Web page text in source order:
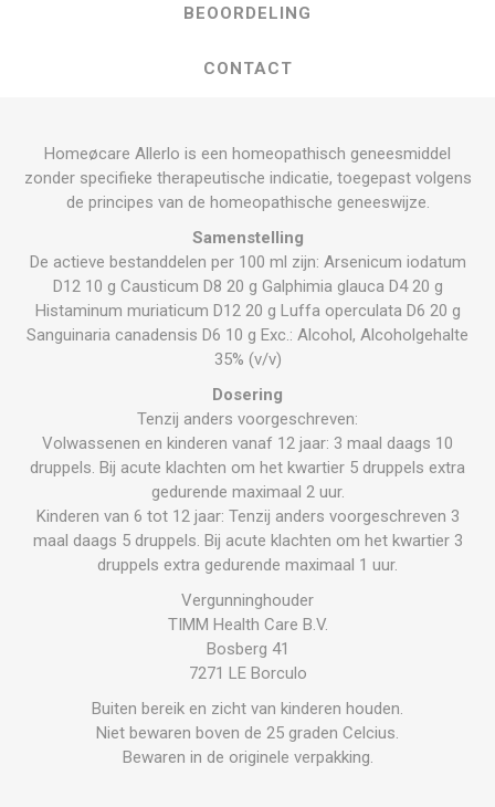
BEOORDELING
CONTACT
Homeøcare Allerlo is een homeopathisch geneesmiddel
zonder specifieke therapeutische indicatie, toegepast volgens
de principes van de homeopathische geneeswijze.
Samenstelling
De actieve bestanddelen per 100 ml zijn: Arsenicum iodatum
D12 10 g Causticum D8 20 g Galphimia glauca D4 20 g
Histaminum muriaticum D12 20 g Luffa operculata D6 20 g
Sanguinaria canadensis D6 10 g Exc.: Alcohol, Alcoholgehalte
35% (v/v)
Dosering
Tenzij anders voorgeschreven:
Volwassenen en kinderen vanaf 12 jaar: 3 maal daags 10
druppels. Bij acute klachten om het kwartier 5 druppels extra
gedurende maximaal 2 uur.
Kinderen van 6 tot 12 jaar: Tenzij anders voorgeschreven 3
maal daags 5 druppels. Bij acute klachten om het kwartier 3
druppels extra gedurende maximaal 1 uur.
Vergunninghouder
TIMM Health Care B.V.
Bosberg 41
7271 LE Borculo
Buiten bereik en zicht van kinderen houden.
Niet bewaren boven de 25 graden Celcius.
Bewaren in de originele verpakking.